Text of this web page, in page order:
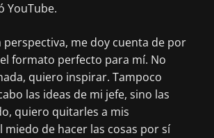
YouTube.
perspectiva, me doy cuenta de por
formato perfecto para mí. No
quiero inspirar. Tampoco
las ideas de mi jefe, sino las
quiero quitarles a mis
miedo de hacer las cosas por sí